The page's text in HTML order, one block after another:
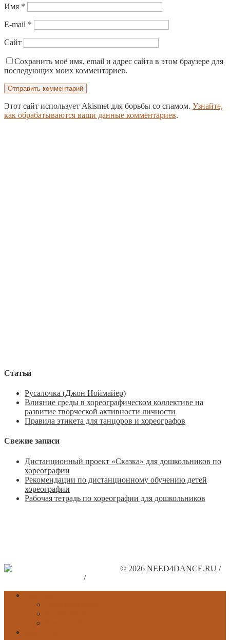
Имя *
E-mail *
Сайт
Сохранить моё имя, email и адрес сайта в этом браузере для
последующих моих комментариев.
Этот сайт использует Akismet для борьбы со спамом. Узнайте,
как обрабатываются ваши данные комментариев.
Статьи
Русалочка (Джон Ноймайер)
Влияние среды в хореографическом коллективе на
развитие творческой активности личности
Правила этикета для танцоров и хореографов
Свежие записи
Дистанционный проект «Сказка» для дошкольников по
хореографии
Рекомендации по дистанционному обучению детей
хореографии
Рабочая тетрадь по хореографии для дошкольников
© 2026 NEED4DANCE.RU /
/